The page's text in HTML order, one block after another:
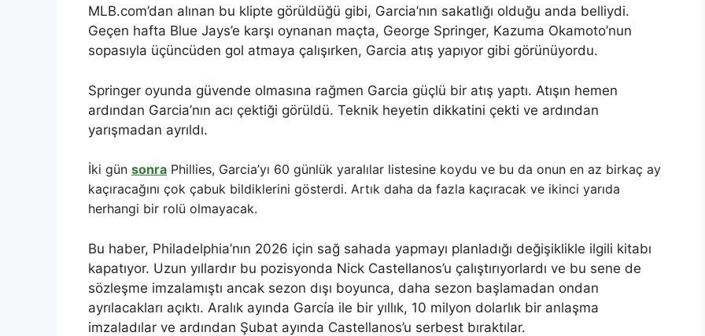
MLB.com’dan alınan bu klipte görüldüğü gibi, Garcia’nın sakatlığı olduğu anda belliydi.
Geçen hafta Blue Jays’e karşı oynanan maçta, George Springer, Kazuma Okamoto’nun
sopasıyla üçüncüden gol atmaya çalışırken, Garcia atış yapıyor gibi görünüyordu.
Springer oyunda güvende olmasına rağmen Garcia güçlü bir atış yaptı. Atışın hemen
ardından Garcia’nın acı çektiği görüldü. Teknik heyetin dikkatini çekti ve ardından
yarışmadan ayrıldı.
İki gün sonra Phillies, Garcia’yı 60 günlük yaralılar listesine koydu ve bu da onun en az birkaç ay
kaçıracağını çok çabuk bildiklerini gösterdi. Artık daha da fazla kaçıracak ve ikinci yarıda
herhangi bir rolü olmayacak.
Bu haber, Philadelphia’nın 2026 için sağ sahada yapmayı planladığı değişiklikle ilgili kitabı
kapatıyor. Uzun yıllardır bu pozisyonda Nick Castellanos’u çalıştırıyorlardı ve bu sene de
sözleşme imzalamıştı ancak sezon dışı boyunca, daha sezon başlamadan ondan
ayrılacakları açıktı. Aralık ayında García ile bir yıllık, 10 milyon dolarlık bir anlaşma
imzaladılar ve ardından Şubat ayında Castellanos’u serbest bıraktılar.